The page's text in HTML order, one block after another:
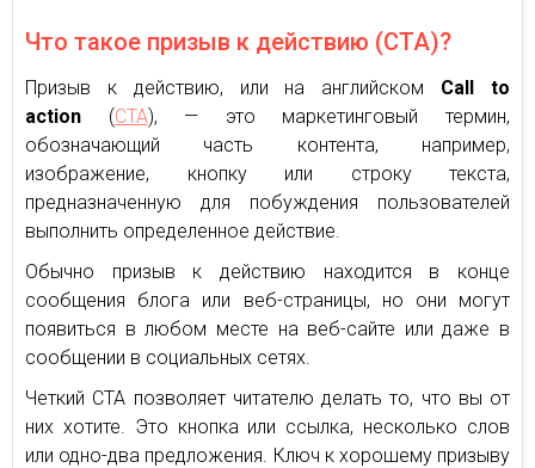
Что такое призыв к действию (CTA)?
Призыв к действию, или на английском Call to
action (CTA), — это маркетинговый термин,
обозначающий часть контента, например,
изображение, кнопку или строку текста,
предназначенную для побуждения пользователей
выполнить определенное действие.
Обычно призыв к действию находится в конце
сообщения блога или веб-страницы, но они могут
появиться в любом месте на веб-сайте или даже в
сообщении в социальных сетях.
Четкий CTA позволяет читателю делать то, что вы от
них хотите. Это кнопка или ссылка, несколько слов
или одно-два предложения. Ключ к хорошему призыву